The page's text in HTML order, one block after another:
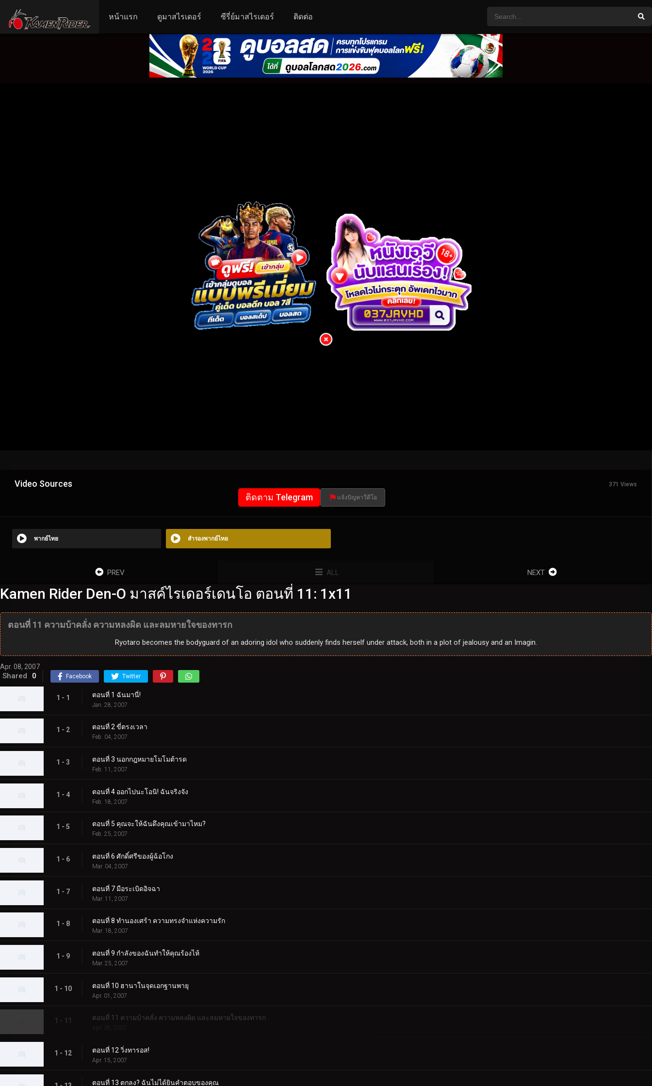
หน้าแรก ดูมาสไรเดอร์ ซีรี่ย์มาสไรเดอร์ ติดต่อ
Video Sources 371 Views
ติดตาม Telegram แจ้งปัญหาวีดีโอ
พากย์ไทย สำรองพากย์ไทย
PREV ALL NEXT
Kamen Rider Den-O มาสค์ไรเดอร์เดนโอ ตอนที่ 11: 1x11
ตอนที่ 11 ความบ้าคลั่ง ความหลงผิด และลมหายใจของทารก
Ryotaro becomes the bodyguard of an adoring idol who suddenly finds herself under attack, both in a plot of jealousy and an Imagin.
Apr. 08, 2007
Shared 0 Facebook Twitter
1 - 1 ตอนที่ 1 ฉันมานี่!
Jan. 28, 2007
1 - 2 ตอนที่ 2 ขี่ตรงเวลา
Feb. 04, 2007
1 - 3 ตอนที่ 3 นอกกฎหมายโมโมต้ารด
Feb. 11, 2007
1 - 4 ตอนที่ 4 ออกไปนะโอนิ! ฉันจริงจัง
Feb. 18, 2007
1 - 5 ตอนที่ 5 คุณจะให้ฉันดึงคุณเข้ามาไหม?
Feb. 25, 2007
1 - 6 ตอนที่ 6 ศักดิ์ศรีของผู้ฉ้อโกง
Mar. 04, 2007
1 - 7 ตอนที่ 7 มือระเบิดอิจฉา
Mar. 11, 2007
1 - 8 ตอนที่ 8 ทำนองเศร้า ความทรงจำแห่งความรัก
Mar. 18, 2007
1 - 9 ตอนที่ 9 กำลังของฉันทำให้คุณร้องไห้
Mar. 25, 2007
1 - 10 ตอนที่ 10 ฮานาในจุดเอกฐานพายุ
Apr. 01, 2007
1 - 11 ตอนที่ 11 ความบ้าคลั่ง ความหลงผิด และลมหายใจของทารก
Apr. 08, 2007
1 - 12 ตอนที่ 12 วิ่งทารอส!
Apr. 15, 2007
ตอนที่ 13 ตกลง? ฉันไม่ได้ยินคำตอบของคุณ